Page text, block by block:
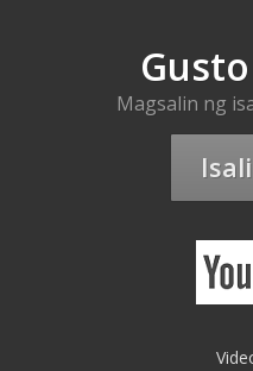
Magsalin ng